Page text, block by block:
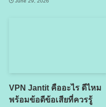
VPN Jantit คืออะไร ดีไหม
พร้อมข้อดีข้อเสียที่ควรรู้